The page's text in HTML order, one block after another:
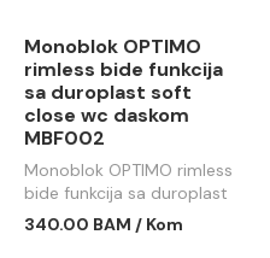
Monoblok OPTIMO
rimless bide funkcija
sa duroplast soft
close wc daskom
MBF002
Monoblok OPTIMO rimless
bide funkcija sa duroplast
soft close wc daskom
340.00 BAM / Kom